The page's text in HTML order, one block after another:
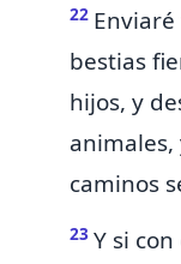
22
bestias
hijos, y
animales,
caminos
23 Y si